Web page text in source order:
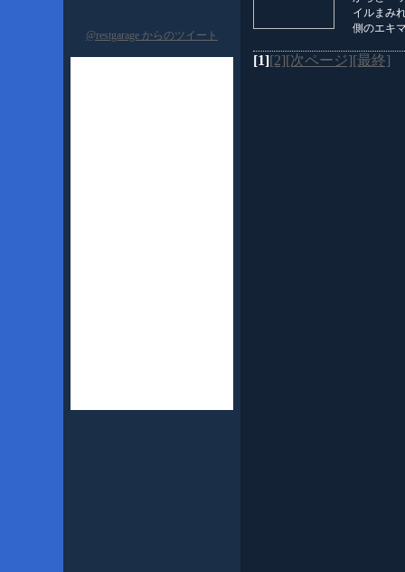
@restgarage からのツイート
イルまみ
側のエキ
[1][2][次ページ][最終]